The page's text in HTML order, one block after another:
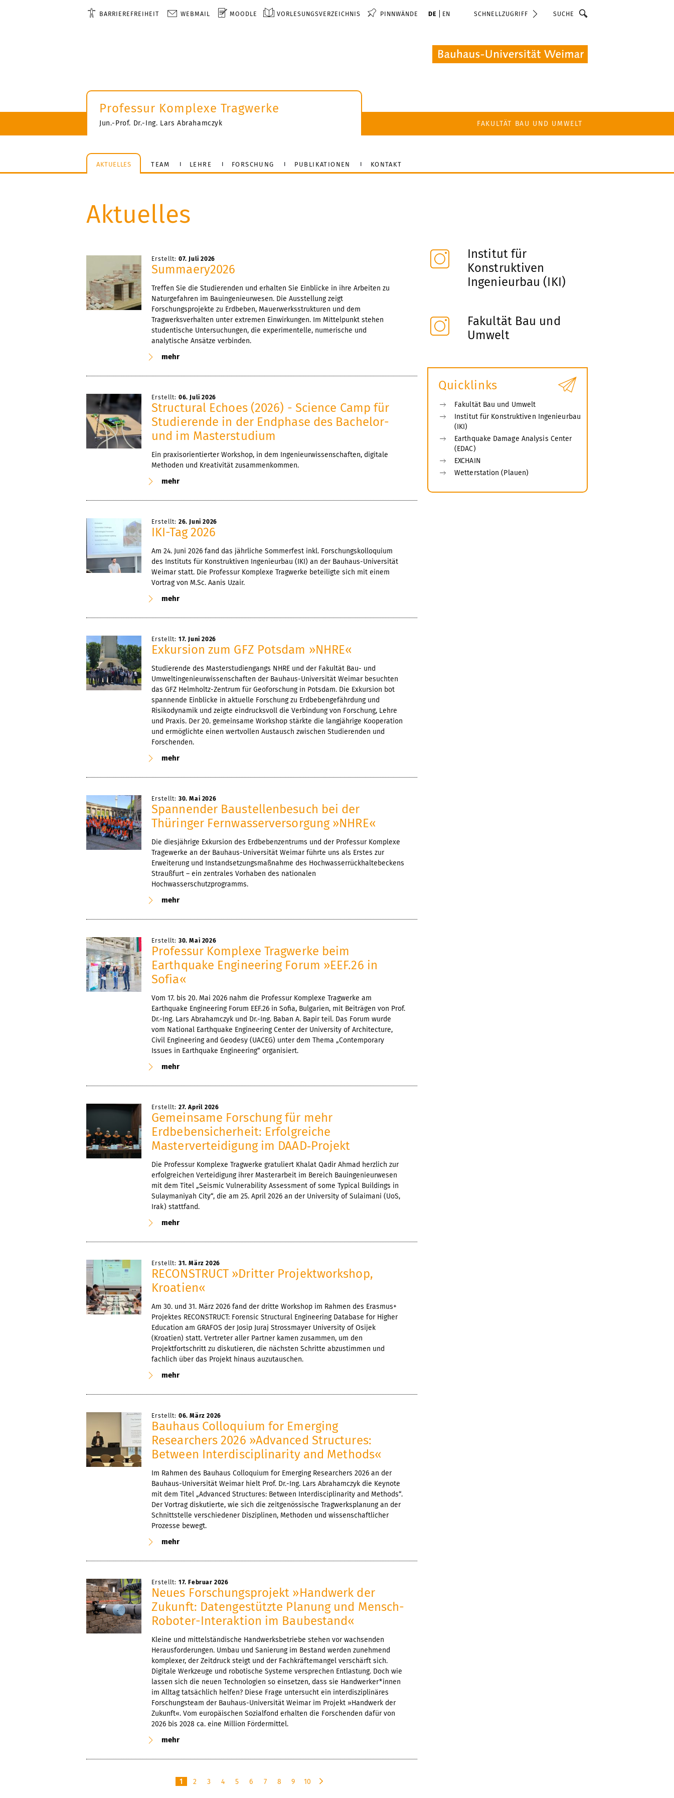
BARRIEREFREIHEIT WEBMAIL MOODLE VORLESUNGSVERZEICHNIS PINNWÄNDE DE EN SCHNELLZUGRIFF Suche
Professur Komplexe Tragwerke
Jun.-Prof. Dr.-Ing. Lars Abrahamczyk FAKULTÄT BAU UND UMWELT
AKTUELLES TEAM LEHRE FORSCHUNG PUBLIKATIONEN KONTAKT
Aktuelles
Erstellt: 07. Juli 2026
Summaery2026
Treffen Sie die Studierenden und erhalten Sie Einblicke in ihre Arbeiten zu
Naturgefahren im Bauingenieurwesen. Die Ausstellung zeigt
Forschungsprojekte zu Erdbeben, Mauerwerksstrukturen und dem
Tragwerksverhalten unter extremen Einwirkungen. Im Mittelpunkt stehen
studentische Untersuchungen, die experimentelle, numerische und
analytische Ansätze verbinden.
mehr
Erstellt: 06. Juli 2026
Structural Echoes (2026) - Science Camp für
Studierende in der Endphase des Bachelor-
und im Masterstudium
Ein praxisorientierter Workshop, in dem Ingenieurwissenschaften, digitale
Methoden und Kreativität zusammenkommen.
mehr
Erstellt: 26. Juni 2026
IKI-Tag 2026
Am 24. Juni 2026 fand das jährliche Sommerfest inkl. Forschungskolloquium
des Instituts für Konstruktiven Ingenieurbau (IKI) an der Bauhaus-Universität
Weimar statt. Die Professur Komplexe Tragwerke beteiligte sich mit einem
Vortrag von M.Sc. Aanis Uzair.
mehr
Erstellt: 17. Juni 2026
Exkursion zum GFZ Potsdam »NHRE«
Studierende des Masterstudiengangs NHRE und der Fakultät Bau- und
Umweltingenieurwissenschaften der Bauhaus-Universität Weimar besuchten
das GFZ Helmholtz-Zentrum für Geoforschung in Potsdam. Die Exkursion bot
spannende Einblicke in aktuelle Forschung zu Erdbebengefährdung und
Risikodynamik und zeigte eindrucksvoll die Verbindung von Forschung, Lehre
und Praxis. Der 20. gemeinsame Workshop stärkte die langjährige Kooperation
und ermöglichte einen wertvollen Austausch zwischen Studierenden und
Forschenden.
mehr
Erstellt: 30. Mai 2026
Spannender Baustellenbesuch bei der
Thüringer Fernwasserversorgung »NHRE«
Die diesjährige Exkursion des Erdbebenzentrums und der Professur Komplexe
Tragewerke an der Bauhaus-Universität Weimar führte uns als Erstes zur
Erweiterung und Instandsetzungsmaßnahme des Hochwasserrückhaltebeckens
Straußfurt – ein zentrales Vorhaben des nationalen
Hochwasserschutzprogramms.
mehr
Erstellt: 30. Mai 2026
Professur Komplexe Tragwerke beim
Earthquake Engineering Forum »EEF.26 in
Sofia«
Vom 17. bis 20. Mai 2026 nahm die Professur Komplexe Tragwerke am
Earthquake Engineering Forum EEF.26 in Sofia, Bulgarien, mit Beiträgen von Prof.
Dr.-Ing. Lars Abrahamczyk und Dr.-Ing. Baban A. Bapir teil. Das Forum wurde
vom National Earthquake Engineering Center der University of Architecture,
Civil Engineering and Geodesy (UACEG) unter dem Thema „Contemporary
Issues in Earthquake Engineering“ organisiert.
mehr
Erstellt: 27. April 2026
Gemeinsame Forschung für mehr
Erdbebensicherheit: Erfolgreiche
Masterverteidigung im DAAD‑Projekt
Die Professur Komplexe Tragwerke gratuliert Khalat Qadir Ahmad herzlich zur
erfolgreichen Verteidigung ihrer Masterarbeit im Bereich Bauingenieurwesen
mit dem Titel „Seismic Vulnerability Assessment of some Typical Buildings in
Sulaymaniyah City“, die am 25. April 2026 an der University of Sulaimani (UoS,
Irak) stattfand.
mehr
Erstellt: 31. März 2026
RECONSTRUCT »Dritter Projektworkshop,
Kroatien«
Am 30. und 31. März 2026 fand der dritte Workshop im Rahmen des Erasmus+
Projektes RECONSTRUCT: Forensic Structural Engineering Database for Higher
Education am GRAFOS der Josip Juraj Strossmayer University of Osijek
(Kroatien) statt. Vertreter aller Partner kamen zusammen, um den
Projektfortschritt zu diskutieren, die nächsten Schritte abzustimmen und
fachlich über das Projekt hinaus auzutauschen.
mehr
Erstellt: 06. März 2026
Bauhaus Colloquium for Emerging
Researchers 2026 »Advanced Structures:
Between Interdisciplinarity and Methods«
Im Rahmen des Bauhaus Colloquium for Emerging Researchers 2026 an der
Bauhaus-Universität Weimar hielt Prof. Dr.-Ing. Lars Abrahamczyk die Keynote
mit dem Titel „Advanced Structures: Between Interdisciplinarity and Methods“.
Der Vortrag diskutierte, wie sich die zeitgenössische Tragwerksplanung an der
Schnittstelle verschiedener Disziplinen, Methoden und wissenschaftlicher
Prozesse bewegt.
mehr
Erstellt: 17. Februar 2026
Neues Forschungsprojekt »Handwerk der
Zukunft: Datengestützte Planung und Mensch-
Roboter-Interaktion im Baubestand«
Kleine und mittelständische Handwerksbetriebe stehen vor wachsenden
Herausforderungen. Umbau und Sanierung im Bestand werden zunehmend
komplexer, der Zeitdruck steigt und der Fachkräftemangel verschärft sich.
Digitale Werkzeuge und robotische Systeme versprechen Entlastung. Doch wie
lassen sich die neuen Technologien so einsetzen, dass sie Handwerker*innen
im Alltag tatsächlich helfen? Diese Frage untersucht ein interdisziplinäres
Forschungsteam der Bauhaus-Universität Weimar im Projekt »Handwerk der
Zukunft«. Vom europäischen Sozialfond erhalten die Forschenden dafür von
2026 bis 2028 ca. eine Million Fördermittel.
mehr
1 2 3 4 5 6 7 8 9
10
Institut für
Konstruktiven
Ingenieurbau (IKI)
Fakultät Bau und
Umwelt
Quicklinks
Fakultät Bau und Umwelt
Institut für Konstruktiven Ingenieurbau
(IKI)
Earthquake Damage Analysis Center
(EDAC)
EXCHAIN
Wetterstation (Plauen)